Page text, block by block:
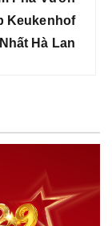
Keukenhof
Hà Lan